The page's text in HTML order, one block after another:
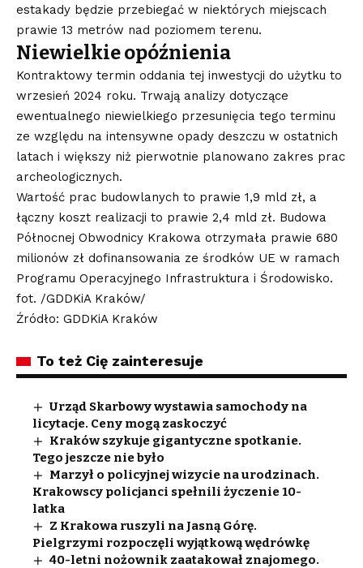
estakady będzie przebiegać w niektórych miejscach
prawie 13 metrów nad poziomem terenu.
Niewielkie opóźnienia
Kontraktowy termin oddania tej inwestycji do użytku to
wrzesień 2024 roku. Trwają analizy dotyczące
ewentualnego niewielkiego przesunięcia tego terminu
ze względu na intensywne opady deszczu w ostatnich
latach i większy niż pierwotnie planowano zakres prac
archeologicznych.
Wartość prac budowlanych to prawie 1,9 mld zł, a
łączny koszt realizacji to prawie 2,4 mld zł. Budowa
Północnej Obwodnicy Krakowa otrzymała prawie 680
milionów zł dofinansowania ze środków UE w ramach
Programu Operacyjnego Infrastruktura i Środowisko.
fot. /GDDKiA Kraków/
Źródło: GDDKiA Kraków
To też Cię zainteresuje
Urząd Skarbowy wystawia samochody na
licytacje. Ceny mogą zaskoczyć
Kraków szykuje gigantyczne spotkanie.
Tego jeszcze nie było
Marzył o policyjnej wizycie na urodzinach.
Krakowscy policjanci spełnili życzenie 10-
latka
Z Krakowa ruszyli na Jasną Górę.
Pielgrzymi rozpoczęli wyjątkową wędrówkę
40-letni nożownik zaatakował znajomego.